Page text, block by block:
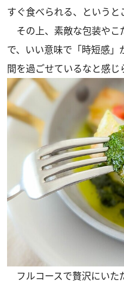
すぐ食べられる、というと
その上、素敵な包装やこ
で、いい意味で「時短感
間を過ごせているなと感じ
フルコースで贅沢にいた